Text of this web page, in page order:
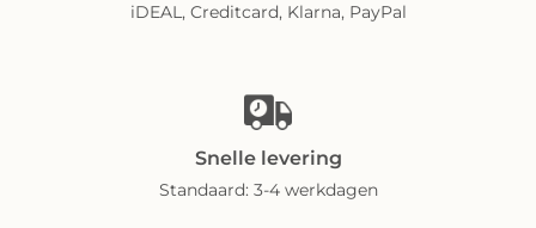
iDEAL, Creditcard, Klarna, PayPal
Snelle levering
Standaard: 3-4 werkdagen